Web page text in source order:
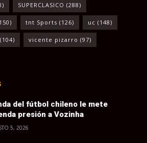
SUPERCLASICO (288)
tnt Sports (126) uc (148)
(104) vicente pizarro (97)
del fútbol chileno le mete
presión a Vozinha
5, 2026